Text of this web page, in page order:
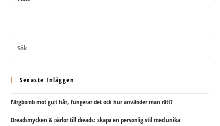
Senaste Inläggen
Färgbomb mot gult hår, fungerar det och hur använder man rätt?
Dreadsmycken & pärlor till dreads: skapa en personlig stil med unika